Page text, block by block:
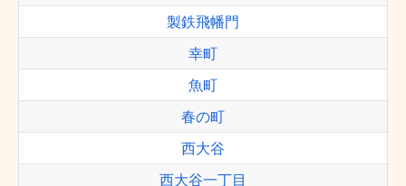
製鉄飛幡門
幸町
魚町
春の町
西大谷
西大谷一丁目